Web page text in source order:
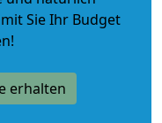
Sie Ihr Budget
erhalten